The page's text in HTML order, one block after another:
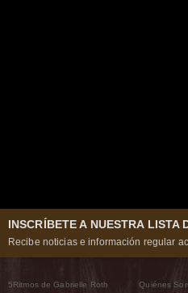
INSCRÍBETE A NUESTRA LISTA
Recibe noticias e información regular
5Ritmos de Gabrielle Roth
Quiénes